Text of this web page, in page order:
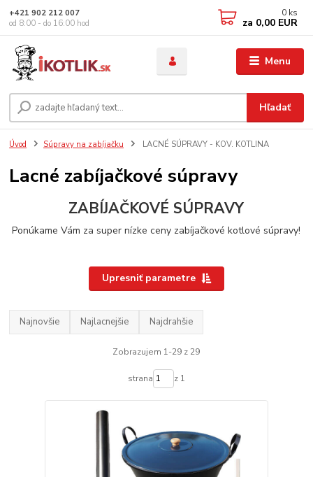
Menu
Hľadať
+421 902 212 007
od 8:00 - do 16:00 hod
0 ks
za 0,00 EUR
Úvod Súpravy na zabíjačku LACNÉ SÚPRAVY - KOV. KOTLINA
Lacné zabíjačkové súpravy
ZABÍJAČKOVÉ SÚPRAVY
Ponúkame Vám za super nízke ceny zabíjačkové kotlové súpravy!
Upresniť parametre
Najnovšie Najlacnejšie Najdrahšie
Zobrazujem 1-29 z 29
strana z 1